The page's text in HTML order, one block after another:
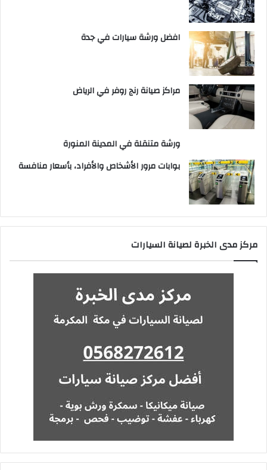
افضل ورشة سيارات في جدة
مراكز صيانة رنج روفر في الرياض
ورشة متنقلة في المدينة المنورة
بوابات مرور الأشخاص والأفراد، بأسعار منافسة
مركز مدى الخبرة لصيانة السيارات